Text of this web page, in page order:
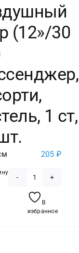
(12»/30
1 ст,
205 ₽
товара
Воздушный
В
избранное